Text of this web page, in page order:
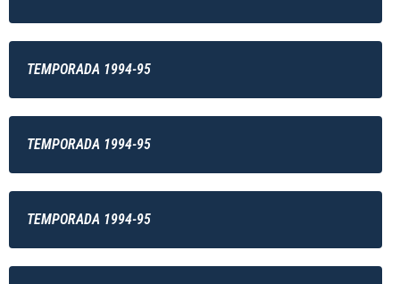
TEMPORADA 1994-95
TEMPORADA 1994-95
TEMPORADA 1994-95